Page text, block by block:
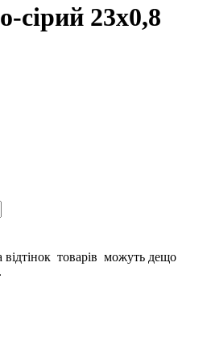
сірий 23х0,8
відтінок товарів можуть дещо